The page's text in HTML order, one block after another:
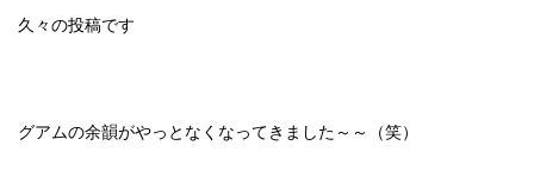
久々の投稿です
グアムの余韻がやっとなくなってきました～～（笑）